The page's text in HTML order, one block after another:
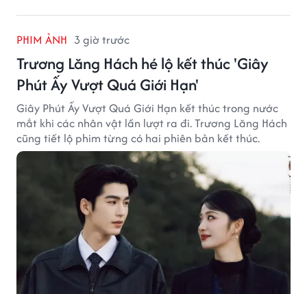
PHIM ẢNH 3 giờ trước
Trương Lăng Hách hé lộ kết thúc 'Giây
Phút Ấy Vượt Quá Giới Hạn'
Giây Phút Ấy Vượt Quá Giới Hạn kết thúc trong nước
mắt khi các nhân vật lần lượt ra đi. Trương Lăng Hách
cũng tiết lộ phim từng có hai phiên bản kết thúc.